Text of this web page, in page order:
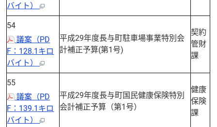
バイト）
54
議案（PD
F：128.1キロ
バイト）
平成29年度長与町駐車場事業特別会
計補正予算(第1号)
契約
管財
課
55
議案（PD
F：139.1キロ
バイト）
平成29年度長与町国民健康保険特別
会計補正予算（第1号）
健康
保険
課